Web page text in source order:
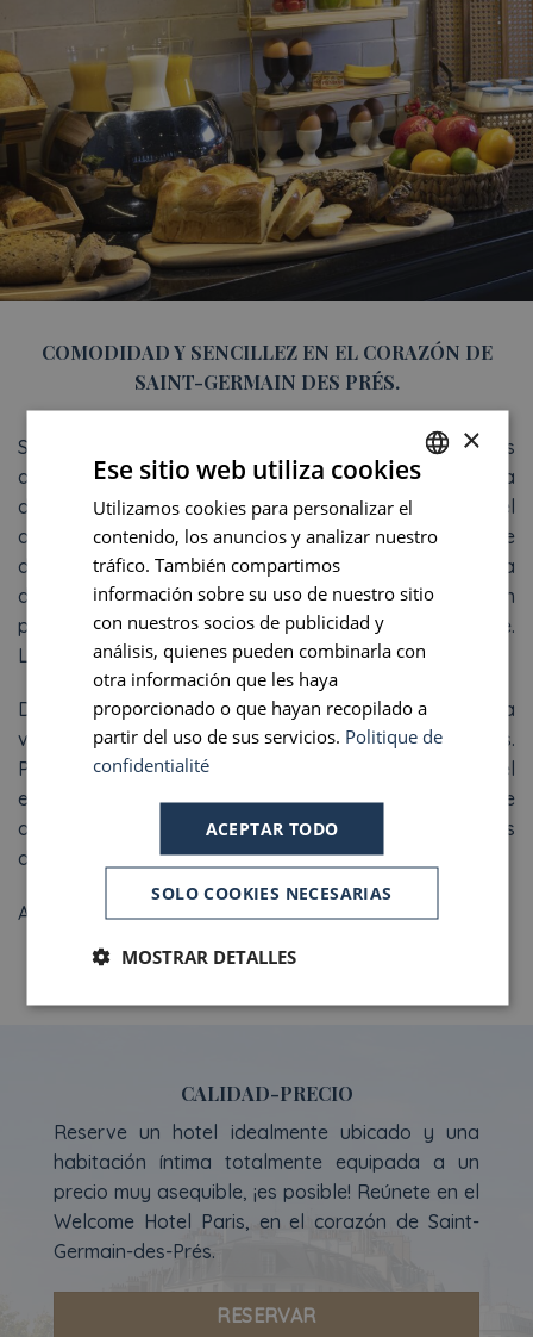
COMODIDAD Y SENCILLEZ EN EL CORAZÓN DE
SAINT-GERMAIN DES PRÉS.
Situado en el centro de París, en una de las zonas más
animadas, el Welcome Hotel es el trampolín ideal para
descubrir la ciudad. Situado en la esquina entre el
afamado Boulevard Saint-Germain y la agradable rue
de Seine, permite una deliciosa inmersión en el día a día
de los parisinos. Siguiendo esta última vía llegará en
pocos minutos al Pont des Arts y al Museo del Louvre.
La Catedral de Notre-Dame le espera en su isla…
Disfrutará de un paseo muy agradable para ir a
visitarla. Caminar es una gran manera de recorrer París.
Pero para aquellos que lo deseen, el Welcome Hotel
está rodeado por numerosas líneas de metro y de
autobús. Restaurantes, galerías, cafeterías, boutiques
de moda… ¡Este es Saint-Germain des Prés!
Acceso para personas con movilidad reducida.
CALIDAD-PRECIO
Reserve un hotel idealmente ubicado y una
habitación íntima totalmente equipada a un
precio muy asequible, ¡es posible! Reúnete en el
Welcome Hotel Paris, en el corazón de Saint-
Germain-des-Prés.
RESERVAR
FRENCH
ENGLISH
PORTUGUESE
SPANISH
×
Ese sitio web utiliza cookies
Utilizamos cookies para personalizar el
contenido, los anuncios y analizar nuestro
tráfico. También compartimos
información sobre su uso de nuestro sitio
con nuestros socios de publicidad y
análisis, quienes pueden combinarla con
otra información que les haya
proporcionado o que hayan recopilado a
partir del uso de sus servicios. Politique de
confidentialité
ACEPTAR TODO
SOLO COOKIES NECESARIAS
MOSTRAR DETALLES